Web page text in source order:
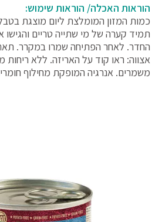
הוראות האכלה/ הוראות שימוש:
כמות המזון המומלצת ליום מוצגת
תמיד קערה של מי שתייה טריים
החדר. לאחר הפתיחה שמרו במקרר.
אצווה: ראו קוד על האריזה. ללא ריחות
משמרים. אנרגיה המופקת מחילוף חומרים: 1.060 קק"ל